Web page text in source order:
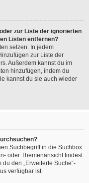
zur Liste der ignorierten
Listen entfernen?
setzen: In jedem
zur Liste der
Außerdem kannst du im
hinzufügen, indem du
kannst du sie auch wieder
Suchbegriff in die Suchbox
oder Themenansicht findest.
den „Erweiterte Suche“-
verfügbar ist.